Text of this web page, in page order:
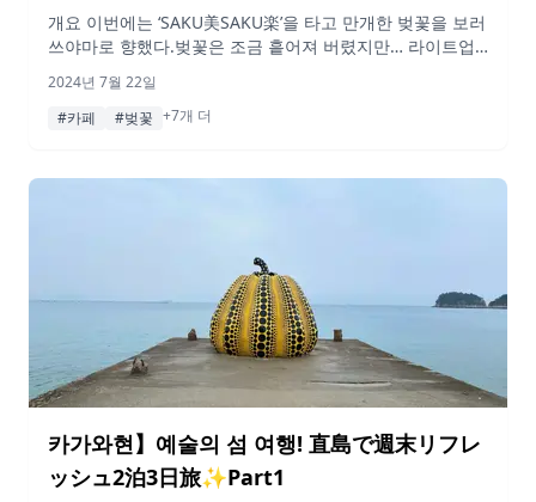
즐기는 여행
개요 이번에는 ‘SAKU美SAKU楽’을 타고 만개한 벚꽃을 보러
쓰야마로 향했다.벚꽃은 조금 흩어져 버렸지만… 라이트업
의 만남을 통해 다시 가고 싶다는 생각이 들었습니다! 라고
생각하게 만드는 즐거운 여행이 되었습니다. 오카야마현 츠
2024년 7월 22일
#카페
#벚꽃 +7개 더
카가와현】예술의 섬 여행! 直島で週末リフレ
ッシュ2泊3日旅✨Part1